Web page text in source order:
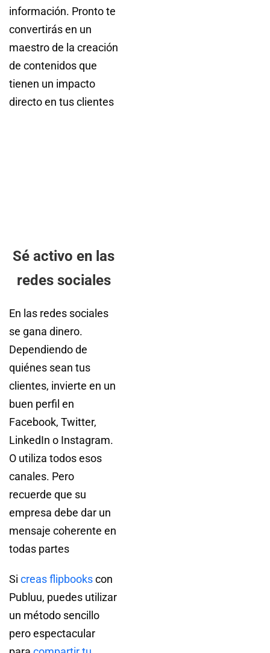
información. Pronto te
convertirás en un
maestro de la creación
de contenidos que
tienen un impacto
directo en tus clientes
Sé activo en las
redes sociales
En las redes sociales
se gana dinero.
Dependiendo de
quiénes sean tus
clientes, invierte en un
buen perfil en
Facebook, Twitter,
LinkedIn o Instagram.
O utiliza todos esos
canales. Pero
recuerde que su
empresa debe dar un
mensaje coherente en
todas partes
Si creas flipbookscon
Publuu, puedes utilizar
un método sencillo
pero espectacular